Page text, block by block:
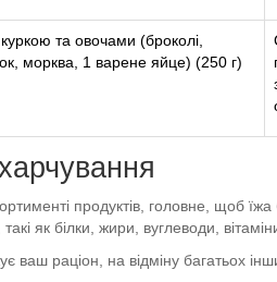
та овочами (броколі,
морква, 1 варене яйце) (250 г)
продуктів, головне, щоб їжа
як білки, жири, вуглеводи,
раціон, на відміну багатьох